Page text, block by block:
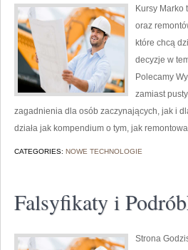
Kursy Marko
oraz
które chcą
decyzje w
Polecamy
zamiast
zagadnienia dla osób zaczynających, jak i
działa jak kompendium o tym, jak
CATEGORIES: NOWE TECHNOLOGIE
Falsyfikaty i
Strona